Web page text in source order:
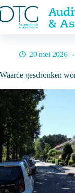
naar
de
inhoud
20 mei 2026
Waarde geschonken